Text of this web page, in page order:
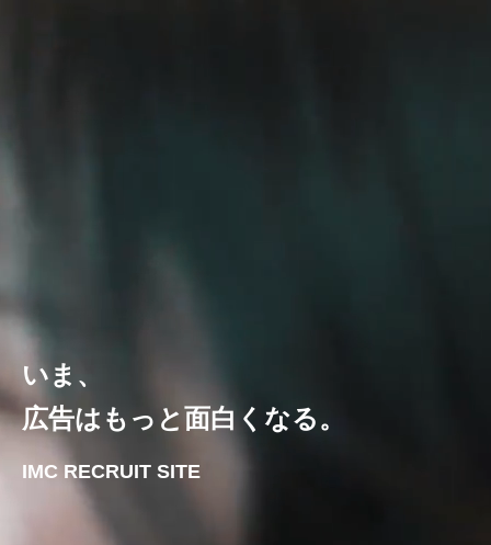
いま、
広告はもっと面白くなる。
IMC RECRUIT SITE